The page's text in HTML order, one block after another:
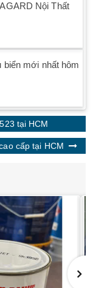
Nội Thất
biển mới nhất hôm
tại HCM
cấp tại HCM